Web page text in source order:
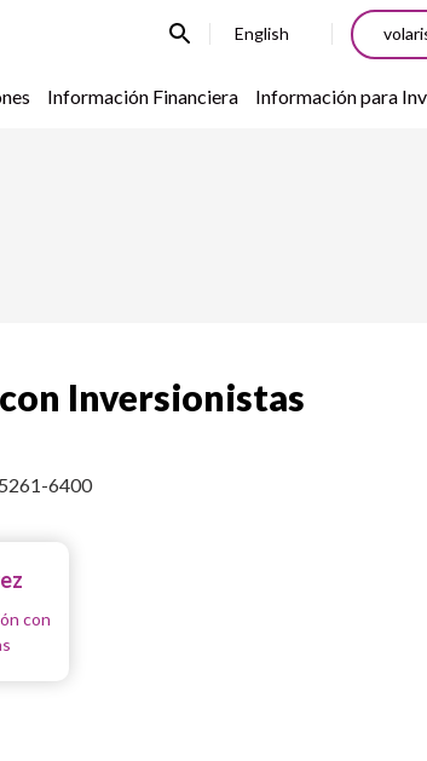
English
Información Financiera Información para
Inversionistas
6400
con